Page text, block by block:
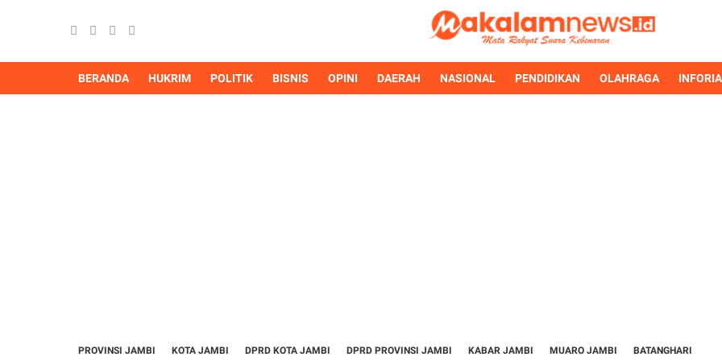
BERANDA HUKRIM POLITIK BISNIS OPINI DAERAH NASIONAL PENDIDIKAN OLAHRAGA
PROVINSI JAMBI KOTA JAMBI DPRD KOTA JAMBI DPRD PROVINSI JAMBI KABAR JAMBI MUARO JAMBI BATANGHARI